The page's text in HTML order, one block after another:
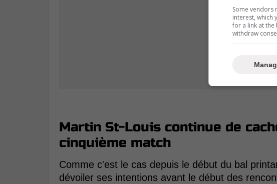
Martin St-Louis continue de
cinquième match
Comme c'est le cas depuis le début du bal
dévoiler ses intentions avant le début des
Some vendors
interest, which
for a link at
withdraw